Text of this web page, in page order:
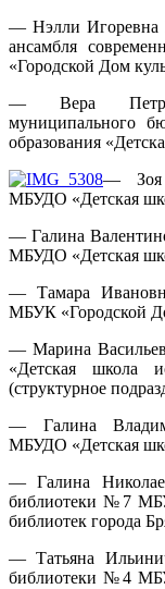
— Нэлли Игоревна
ансамбля
«Городской Дом
— Вера
муниципального
образования
— Зоя
МБУДО «Детская
— Галина
МБУДО «Детская
— Тамара
МБУК «Городской
— Марина
«Детская школа
(структурное
— Галина
МБУДО «Детская
— Галина
библиотеки №7
библиотек города
— Татьяна
библиотеки №4